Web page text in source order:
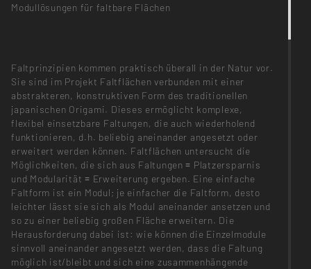
Modullösungen für faltbare Flächen
Faltprinzipien kommen praktisch überall in der Natur vor.
Sie sind im Projekt Faltflächen verbunden mit einer
abstrakteren, konstruktiven Form des traditionellen
japanischen Origami. Dieses ermöglicht komplexe,
flexibel einsetzbare Faltungen, die auch wiederholend
funktionieren, d.h. beliebig aneinander angesetzt oder
erweitert werden können. Faltflächen untersucht die
Möglichkeiten, die sich aus Faltungen = Platzersparnis
und Modularität = Erweiterung ergeben. Eine einfache
Faltform ist ein Modul; je einfacher die Faltform, desto
leichter lässt sie sich als Modul aneinander ansetzen und
so zu einer beliebig großen Fläche erweitern. Die
Herausforderung dabei ist: wie können die Einzelmodule
sinnvoll aneinander angesetzt werden, dass die Faltung
möglich ist/bleibt und sich eine zusammenhängende